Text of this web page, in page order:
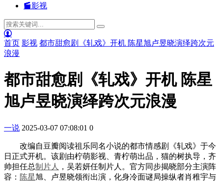
影视
首页 影视 都市甜愈剧《轧戏》开机 陈星旭卢昱晓演绎跨次元
浪漫
都市甜愈剧《轧戏》开机 陈星
旭卢昱晓演绎跨次元浪漫
一说 2025-03-07 07:08:01 0
改编自豆瓣阅读祖乐同名小说的都市情感剧《轧戏》于今
日正式开机。该剧由柠萌影视、青柠萌出品，猫的树执导，齐
帅担任总制片人
，吴若妍任制片人。官方同步揭晓部分主演阵
容： 陈星旭、卢昱晓领衔出演，化身冷面谜局操纵者肖稚宇与